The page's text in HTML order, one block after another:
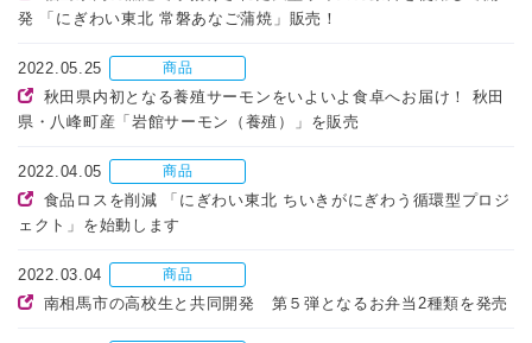
発 「にぎわい東北 常磐あなご蒲焼」販売！
2022.05.25 商品
秋田県内初となる養殖サーモンをいよいよ食卓へお届け！ 秋田
県・八峰町産「岩館サーモン（養殖）」を販売
2022.04.05 商品
食品ロスを削減 「にぎわい東北 ちいきがにぎわう循環型プロジ
ェクト」を始動します
2022.03.04 商品
南相馬市の高校生と共同開発 第５弾となるお弁当2種類を発売